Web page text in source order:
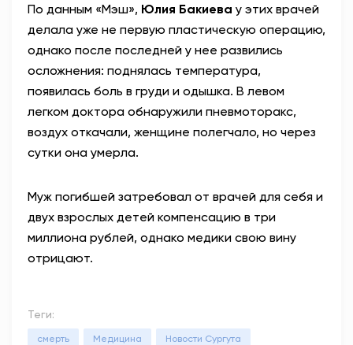
По данным «Мэш», Юлия Бакиева у этих врачей
делала уже не первую пластическую операцию,
однако после последней у нее развились
осложнения: поднялась температура,
появилась боль в груди и одышка. В левом
легком доктора обнаружили пневмоторакс,
воздух откачали, женщине полегчало, но через
сутки она умерла.
Муж погибшей затребовал от врачей для себя и
двух взрослых детей компенсацию в три
миллиона рублей, однако медики свою вину
отрицают.
Теги:
смерть Медицина Новости Сургута